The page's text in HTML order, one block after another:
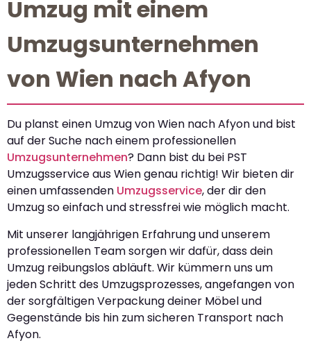
Umzug mit einem
Umzugsunternehmen
von Wien nach Afyon
Du planst einen Umzug von Wien nach Afyon und bist
auf der Suche nach einem professionellen
Umzugsunternehmen? Dann bist du bei PST
Umzugsservice aus Wien genau richtig! Wir bieten dir
einen umfassenden Umzugsservice, der dir den
Umzug so einfach und stressfrei wie möglich macht.
Mit unserer langjährigen Erfahrung und unserem
professionellen Team sorgen wir dafür, dass dein
Umzug reibungslos abläuft. Wir kümmern uns um
jeden Schritt des Umzugsprozesses, angefangen von
der sorgfältigen Verpackung deiner Möbel und
Gegenstände bis hin zum sicheren Transport nach
Afyon.